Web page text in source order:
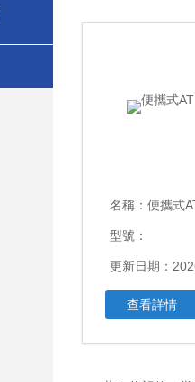
名稱： 便攜式
型號：
更新日期：
查看詳情